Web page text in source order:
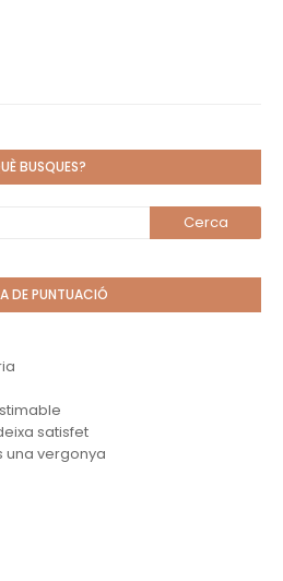
BUSQUES?
DE PUNTUACIÓ
satisfet
una vergonya